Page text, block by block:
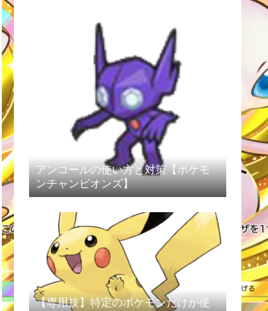
アンコールの使い方と対策【ポケモ
ンチャンピオンズ】
【専用技】特定のポケモンだけが使